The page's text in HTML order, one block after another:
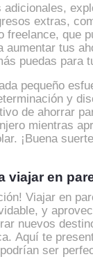
extras,
freelance, que
aumentar tus
puedas para
pequeño
y
de ahorrar
mientras
¡Buena
viajar en
Viajar en
y
nuevos
Aquí te
ser